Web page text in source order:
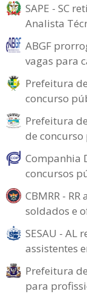
SAPE - SC
Analista
ABGF
vagas para
Prefeitura
concurso
Prefeitura
de
Companhia
concursos
CBMRR -
soldados e
SESAU - AL
assistentes
Prefeitura
para